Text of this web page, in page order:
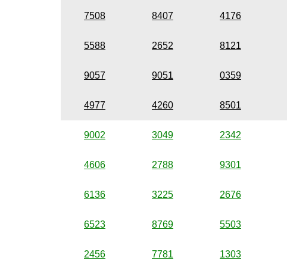
7508 8407 4176
5588 2652 8121
9057 9051 0359
4977 4260 8501
9002 3049 2342
4606 2788 9301
6136 3225 2676
6523 8769 5503
2456 7781 1303